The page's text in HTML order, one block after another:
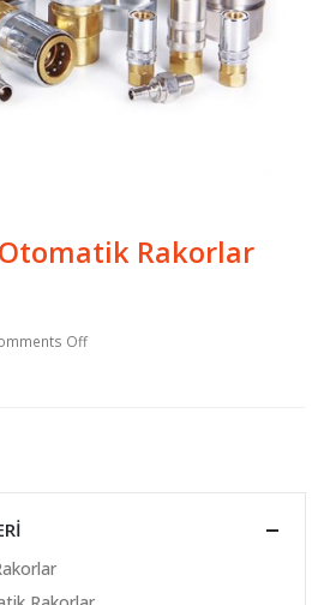
Rakorlar
Off